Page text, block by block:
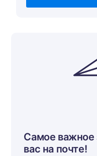
Самое
вас на почте!